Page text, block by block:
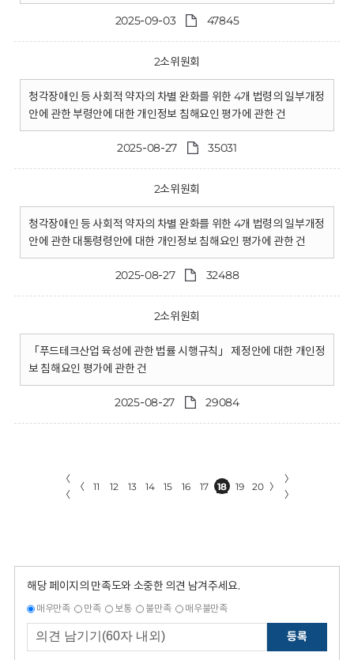
2025-09-03 47845
2소위원회
청각장애인 등 사회적 약자의 차별 완화를 위한 4개 법령의 일부개정
안에 관한 부령안에 대한 개인정보 침해요인 평가에 관한 건
2025-08-27 35031
2소위원회
청각장애인 등 사회적 약자의 차별 완화를 위한 4개 법령의 일부개정
안에 관한 대통령령안에 대한 개인정보 침해요인 평가에 관한 건
2025-08-27 32488
2소위원회
「푸드테크산업 육성에 관한 법률 시행규칙」 제정안에 대한 개인정
보 침해요인 평가에 관한 건
2025-08-27 29084
〈
〈
〈 11 12 13 14 15 16 17 18 19 20 〉
〉
〉
해당 페이지의 만족도와 소중한 의견 남겨주세요.
매우만족 만족 보통 불만족 매우불만족
등록